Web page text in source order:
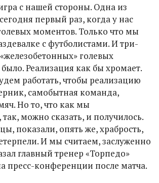
с нашей стороны. Одна из
первый раз, когда у нас
моментов. Только что мы
с футболистами. И три-
голевых
Реализация как бы хромает.
работать, чтобы реализацию
самобытная команда,
Но то, что как мы
можно сказать, и получилось.
показали, опять же, храбрость,
И мы считаем, заслуженно
главный тренер «Торпедо»
пресс-конференции после матча.